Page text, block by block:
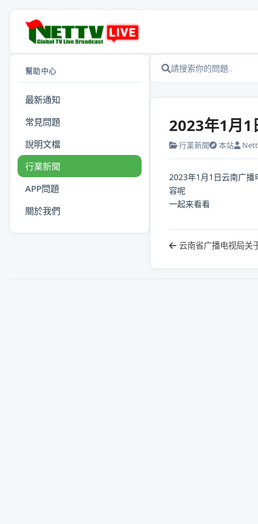
幫助中心
最新通知
常見問題
說明文檔
行業新聞
APP問題
關於我們
2023年1月1
行業新聞 本站
2023年1月1日云南广播
容呢
一起来看看
云南省广播电视局关